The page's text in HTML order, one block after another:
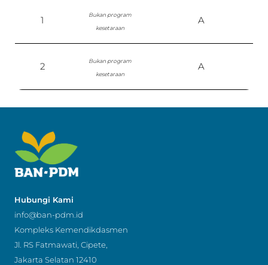
1
Bukan program
kesetaraan
A
2
Bukan program
kesetaraan
A
Hubungi Kami
info@ban-pdm.id
Kompleks Kemendikdasmen
Jl. RS Fatmawati, Cipete,
Jakarta Selatan 12410